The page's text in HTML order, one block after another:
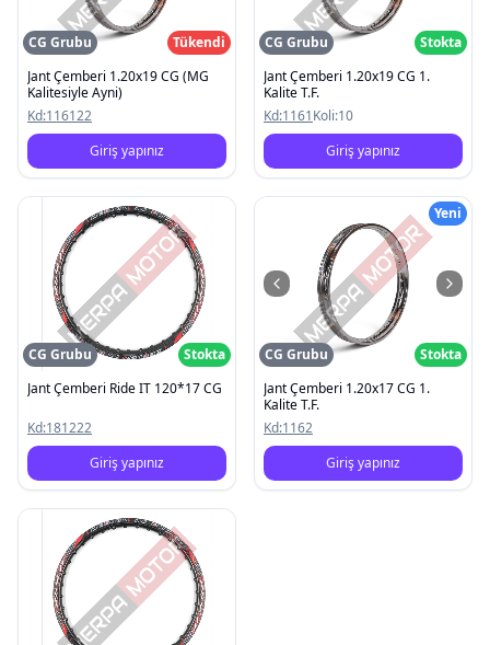
CG Grubu
Tükendi
Jant Çemberi 1.20x19 CG (MG
Kalitesiyle Ayni)
Kd:116122
Giriş yapınız
CG Grubu
Stokta
Jant Çemberi 1.20x19 CG 1.
Kalite T.F.
Kd:1161Koli:10
Giriş yapınız
CG Grubu
Stokta
Jant Çemberi Ride IT 120*17 CG
Kd:181222
Giriş yapınız
Yeni
CG Grubu
Stokta
Jant Çemberi 1.20x17 CG 1.
Kalite T.F.
Kd:1162
Giriş yapınız